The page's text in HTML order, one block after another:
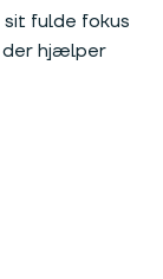
fulde fokus
der hjælper